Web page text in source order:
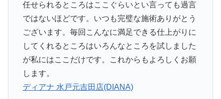
任せられるところはここぐらいとい言っても過言
ではないほどです。いつも完璧な施術ありがとう
ございます。毎回こんなに満足できる仕上がりに
してくれるところはいろんなところを試しました
が私にはここだけです。これからもよろしくお願
します。
ディアナ 水戸元吉田店(DIANA)